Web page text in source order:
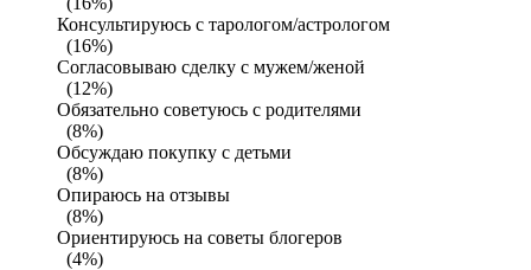
Консультируюсь с тарологом/астрологом
(16%)
Согласовываю сделку с мужем/женой
(12%)
Обязательно советуюсь с родителями
(8%)
Обсуждаю покупку с детьми
(8%)
Опираюсь на отзывы
(8%)
Ориентируюсь на советы блогеров
(4%)